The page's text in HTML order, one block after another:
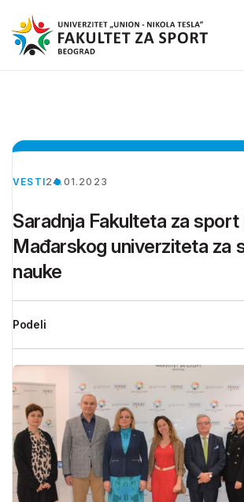
VESTI24.01.2023
Saradnja Fakulteta za sport
Mađarskog univerziteta za
nauke
Podeli